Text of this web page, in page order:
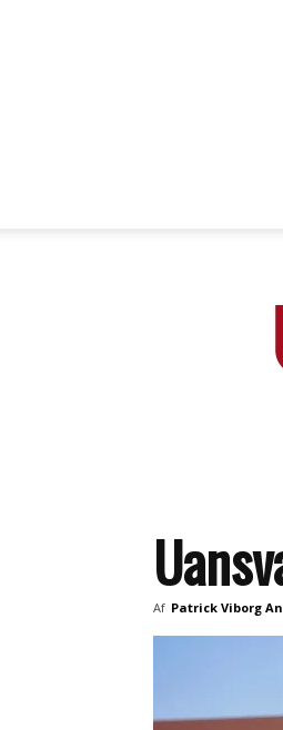
Af Patrick Viborg